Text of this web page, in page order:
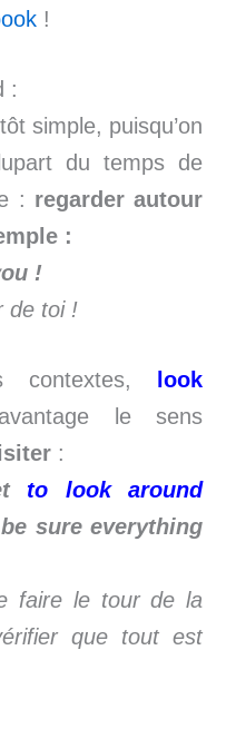
!
:
simple, puisqu’on
du temps de
: regarder autour
:
!
de toi !
contextes,
look
le sens
:
to look around
sure everything
faire le tour de la
que tout est